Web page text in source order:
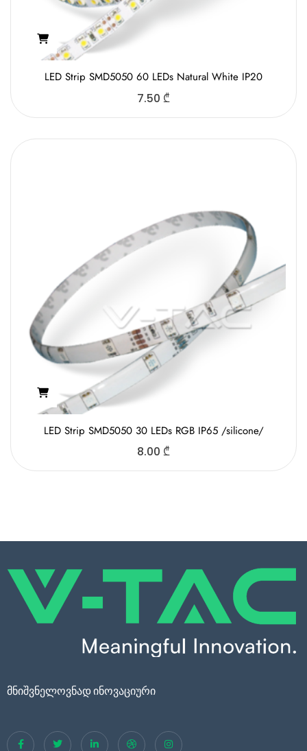
LED Strip SMD5050 60 LEDs Natural White IP20
7.50 ₾
LED Strip SMD5050 30 LEDs RGB IP65 /silicone/
8.00 ₾
მნიშვნელოვნად ინოვაციური